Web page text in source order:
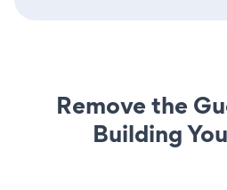
Remove the
Building